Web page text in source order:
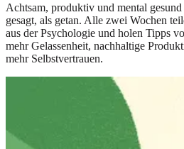
Achtsam, produktiv und mental
gesagt, als getan. Alle zwei Wochen
aus der Psychologie und holen Tipps
mehr Gelassenheit, nachhaltige
mehr Selbstvertrauen.